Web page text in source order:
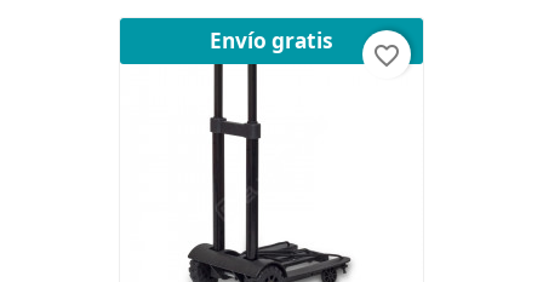
Envío gratis
favorite_border